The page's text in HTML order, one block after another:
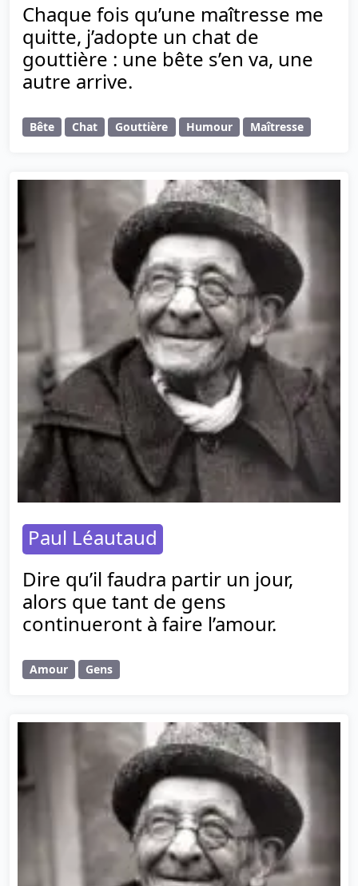
Chaque fois qu’une maîtresse me
quitte, j’adopte un chat de
gouttière : une bête s’en va, une
autre arrive.
Bête Chat Gouttière Humour Maîtresse
Paul Léautaud
Dire qu’il faudra partir un jour,
alors que tant de gens
continueront à faire l’amour.
Amour Gens